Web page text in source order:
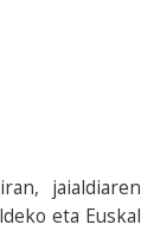
jaialdiaren
eta Euskal